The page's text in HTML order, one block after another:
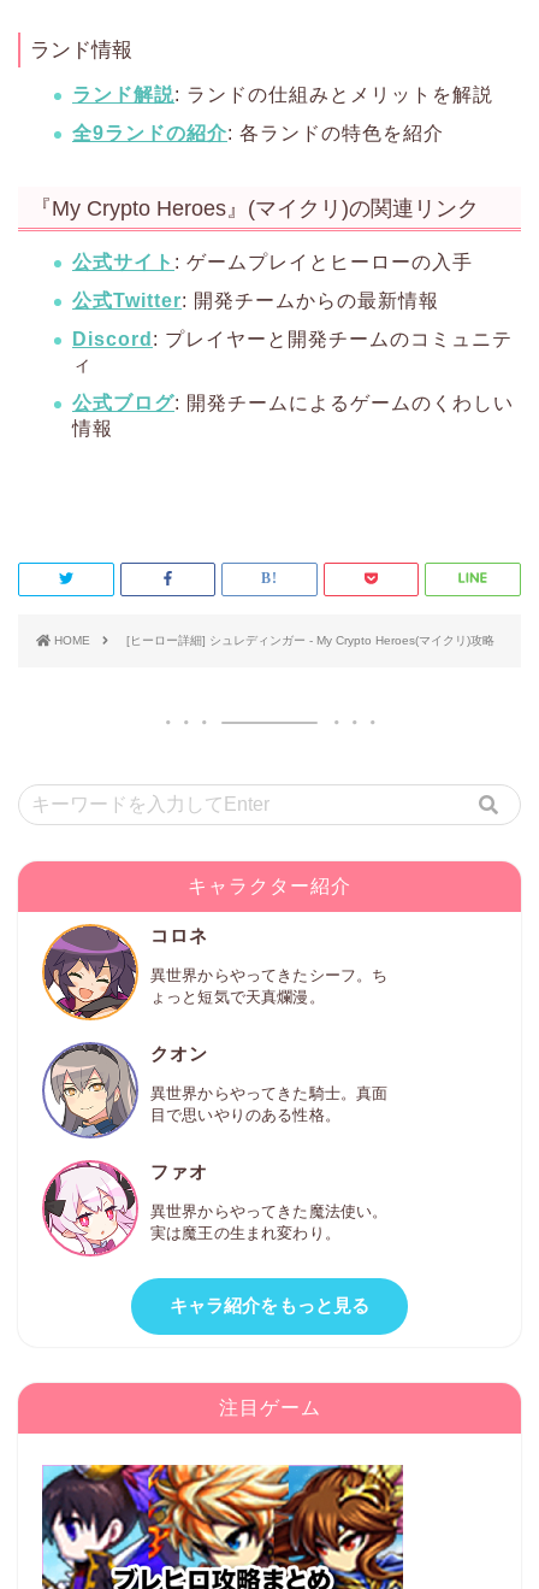
ランド情報
ランド解説: ランドの仕組みとメリットを解説
全9ランドの紹介: 各ランドの特色を紹介
『My Crypto Heroes』(マイクリ)の関連リンク
公式サイト : ゲームプレイとヒーローの入手
公式Twitter: 開発チームからの最新情報
Discord : プレイヤーと開発チームのコミュニテ
ィ
公式ブログ: 開発チームによるゲームのくわしい
情報
HOME [ヒーロー詳細] シュレディンガー - My Crypto Heroes(マイクリ)攻略
キャラクター紹介
コロネ
異世界からやってきたシーフ。ち
ょっと短気で天真爛漫。
クオン
異世界からやってきた騎士。真面
目で思いやりのある性格。
ファオ
異世界からやってきた魔法使い。
実は魔王の生まれ変わり。
キャラ紹介をもっと見る
注目ゲーム